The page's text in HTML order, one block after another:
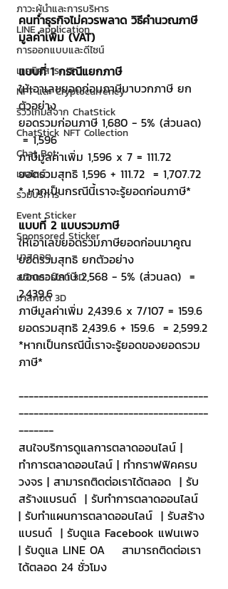
ภาวะผู้นำและการบริหาร
LINE application
การออกแบบและดีไซน์
เทคนิคสาระ IT
NFT และ Cryptocurrency
รีวิวเกมส์จาก ChatStick
ChatStick NFT Collection
Chat Bot
เวบไซต์
รวมบริการ
Event Sticker
Sponsored Sticker
มาสคอต
สติกเกอร์ไลน์ 3D
มาสคอต 3D
คนทำธุรกิจไม่ควรพลาด วิธีคำนวณภาษี
มูลค่าเพิ่ม (VAT)
แบบที่ 1 กรณีแยกภาษี
ให้เอาเลขยอดก่อนภาษีมาบวกภาษี ยก
ตัวอย่าง
ยอดรวมก่อนภาษี 1,680 - 5% (ส่วนลด)
= 1,596
ภาษีมูลค่าเพิ่ม 1,596 x 7 = 111.72
ยอดรวมสุทธิ 1,596 + 111.72  = 1,707.72
* หากเป็นกรณีนี้เราจะรู้ยอดก่อนภาษี*
แบบที่ 2 แบบรวมภาษี
ให้เอาเลขยอดรวมภาษียอดก่อนมาคูณ
ยอดรวมสุทธิ ยกตัวอย่าง
ยอดรวมภาษี 2,568 - 5% (ส่วนลด)  =
2,439.6
ภาษีมูลค่าเพิ่ม 2,439.6 x 7/107 = 159.6
ยอดรวมสุทธิ 2,439.6 + 159.6  = 2,599.2
*หากเป็นกรณีนี้เราจะรู้ยอดของยอดรวม
ภาษี*
--------------------------------------
--------------------------------------
-------
สนใจบริการดูแลการตลาดออนไลน์ |
ทำการตลาดออนไลน์ | ทำกราฟฟิคครบ
วงจร | สามารถติดต่อเราได้ตลอด  | รับ
สร้างแบรนด์  | รับทำการตลาดออนไลน์
| รับทำแผนการตลาดออนไลน์  | รับสร้าง
แบรนด์  | รับดูแล Facebook แฟนเพจ
| รับดูแล LINE OA    สามารถติดต่อเรา
ได้ตลอด 24 ชั่วโมง